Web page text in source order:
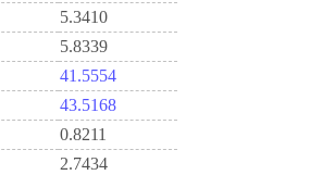
5.3410
5.8339
41.5554
43.5168
0.8211
2.7434